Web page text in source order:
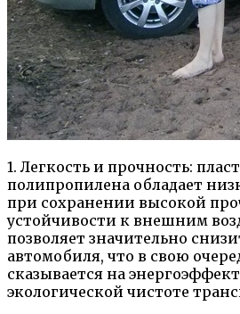
1. Легкость и прочность:
полипропилена обладает
при сохранении высокой
устойчивости к внешним
позволяет значительно
автомобиля, что в свою
сказывается на
экологической чистоте